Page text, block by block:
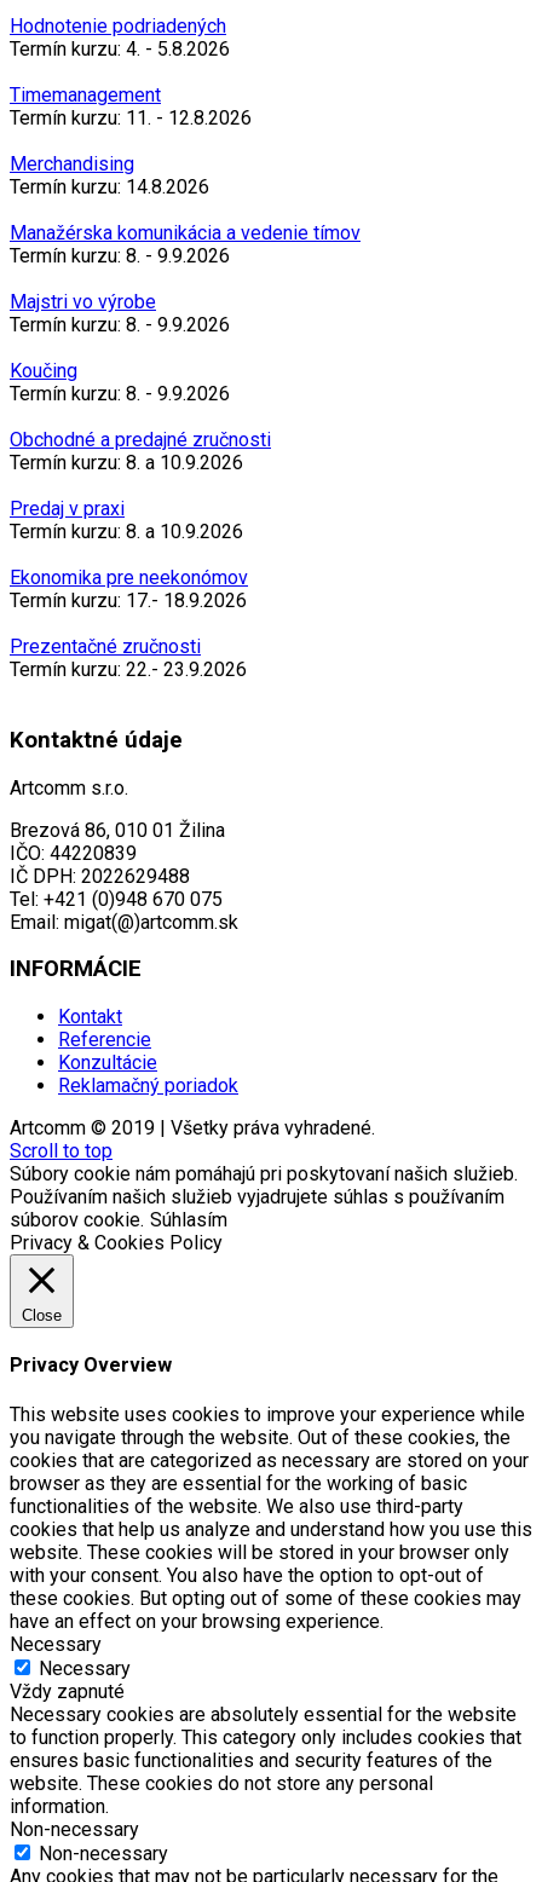
Hodnotenie podriadených
Termín kurzu: 4. - 5.8.2026
Timemanagement
Termín kurzu: 11. - 12.8.2026
Merchandising
Termín kurzu: 14.8.2026
Manažérska komunikácia a vedenie tímov
Termín kurzu: 8. - 9.9.2026
Majstri vo výrobe
Termín kurzu: 8. - 9.9.2026
Koučing
Termín kurzu: 8. - 9.9.2026
Obchodné a predajné zručnosti
Termín kurzu: 8. a 10.9.2026
Predaj v praxi
Termín kurzu: 8. a 10.9.2026
Ekonomika pre neekonómov
Termín kurzu: 17.- 18.9.2026
Prezentačné zručnosti
Termín kurzu: 22.- 23.9.2026
Kontaktné údaje
Artcomm s.r.o.
Brezová 86, 010 01 Žilina
IČO: 44220839
IČ DPH: 2022629488
Tel: +421 (0)948 670 075
Email: migat(@)artcomm.sk
INFORMÁCIE
Kontakt
Referencie
Konzultácie
Reklamačný poriadok
Artcomm © 2019 | Všetky práva vyhradené.
Scroll to top
Súbory cookie nám pomáhajú pri poskytovaní našich služieb.
Používaním našich služieb vyjadrujete súhlas s používaním
súborov cookie. Súhlasím
Privacy & Cookies Policy
Close
Privacy Overview
This website uses cookies to improve your experience while
you navigate through the website. Out of these cookies, the
cookies that are categorized as necessary are stored on your
browser as they are essential for the working of basic
functionalities of the website. We also use third-party
cookies that help us analyze and understand how you use this
website. These cookies will be stored in your browser only
with your consent. You also have the option to opt-out of
these cookies. But opting out of some of these cookies may
have an effect on your browsing experience.
Necessary
Necessary
Vždy zapnuté
Necessary cookies are absolutely essential for the website
to function properly. This category only includes cookies that
ensures basic functionalities and security features of the
website. These cookies do not store any personal
information.
Non-necessary
Non-necessary
Any cookies that may not be particularly necessary for the